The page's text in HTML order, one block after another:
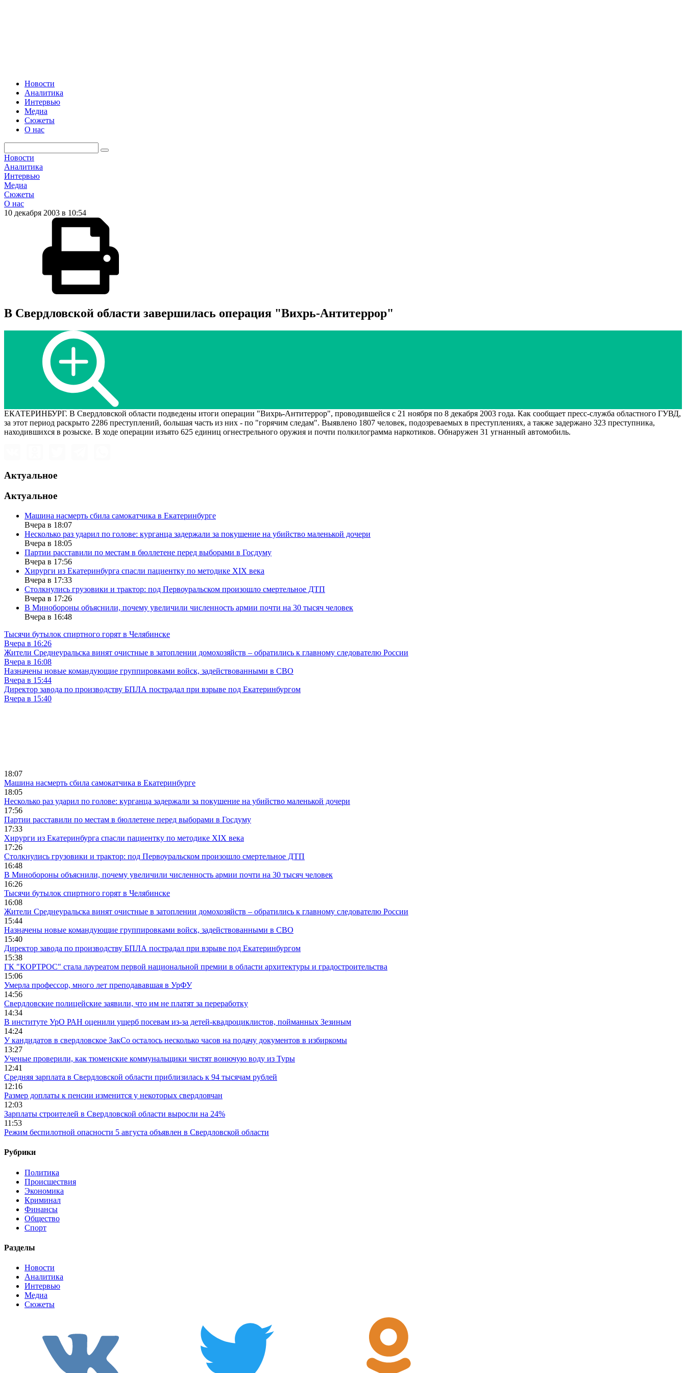
Новости
Аналитика
Интервью
Медиа
Сюжеты
О нас
Новости
Аналитика
Интервью
Медиа
Сюжеты
О нас
10 декабря 2003 в 10:54
В Свердловской области завершилась операция "Вихрь-Антитеррор"
ЕКАТЕРИНБУРГ. В Свердловской области подведены итоги операции "Вихрь-Антитеррор", проводившейся с 21 ноября по 8 декабря 2003 года. Как сообщает пресс-служба областного ГУВД,
за этот период раскрыто 2286 преступлений, большая часть из них - по "горячим следам". Выявлено 1807 человек, подозреваемых в преступлениях, а также задержано 323 преступника,
находившихся в розыске. В ходе операции изъято 625 единиц огнестрельного оружия и почти полкилограмма наркотиков. Обнаружен 31 угнанный автомобиль.
Актуальное
Актуальное
Машина насмерть сбила самокатчика в Екатеринбурге
Вчера в 18:07
Несколько раз ударил по голове: курганца задержали за покушение на убийство маленькой дочери
Вчера в 18:05
Партии расставили по местам в бюллетене перед выборами в Госдуму
Вчера в 17:56
Хирурги из Екатеринбурга спасли пациентку по методике XIX века
Вчера в 17:33
Столкнулись грузовики и трактор: под Первоуральском произошло смертельное ДТП
Вчера в 17:26
В Минобороны объяснили, почему увеличили численность армии почти на 30 тысяч человек
Вчера в 16:48
Тысячи бутылок спиртного горят в Челябинске
Вчера в 16:26
Жители Среднеуральска винят очистные в затоплении домохозяйств – обратились к главному следователю России
Вчера в 16:08
Назначены новые командующие группировками войск, задействованными в СВО
Вчера в 15:44
Директор завода по производству БПЛА пострадал при взрыве под Екатеринбургом
Вчера в 15:40
18:07
Машина насмерть сбила самокатчика в Екатеринбурге
18:05
Несколько раз ударил по голове: курганца задержали за покушение на убийство маленькой дочери
17:56
Партии расставили по местам в бюллетене перед выборами в Госдуму
17:33
Хирурги из Екатеринбурга спасли пациентку по методике XIX века
17:26
Столкнулись грузовики и трактор: под Первоуральском произошло смертельное ДТП
16:48
В Минобороны объяснили, почему увеличили численность армии почти на 30 тысяч человек
16:26
Тысячи бутылок спиртного горят в Челябинске
16:08
Жители Среднеуральска винят очистные в затоплении домохозяйств – обратились к главному следователю России
15:44
Назначены новые командующие группировками войск, задействованными в СВО
15:40
Директор завода по производству БПЛА пострадал при взрыве под Екатеринбургом
15:38
ГК "КОРТРОС" стала лауреатом первой национальной премии в области архитектуры и градостроительства
15:06
Умерла профессор, много лет преподававшая в УрФУ
14:56
Свердловские полицейские заявили, что им не платят за переработку
14:34
В институте УрО РАН оценили ущерб посевам из-за детей-квадроциклистов, пойманных Зезиным
14:24
У кандидатов в свердловское ЗакСо осталось несколько часов на подачу документов в избиркомы
13:27
Ученые проверили, как тюменские коммунальщики чистят вонючую воду из Туры
12:41
Средняя зарплата в Свердловской области приблизилась к 94 тысячам рублей
12:16
Размер доплаты к пенсии изменится у некоторых свердловчан
12:03
Зарплаты строителей в Свердловской области выросли на 24%
11:53
Режим беспилотной опасности 5 августа объявлен в Свердловской области
Рубрики
Политика
Происшествия
Экономика
Криминал
Финансы
Общество
Спорт
Разделы
Новости
Аналитика
Интервью
Медиа
Сюжеты